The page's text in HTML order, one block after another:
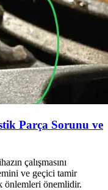
Parça Sorunu ve
çalışmasını
ve geçici tamir
önlemleri önemlidir.